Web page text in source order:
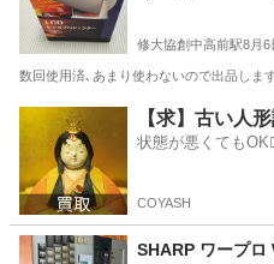
修大協創中高前駅8月6
数回使用済､あまり使わないので出品しま
修大協創中高前駅
プロジェクター、ホームシアター
【求】古い人
状態が悪くても
COYASH
SHARP ワープロ